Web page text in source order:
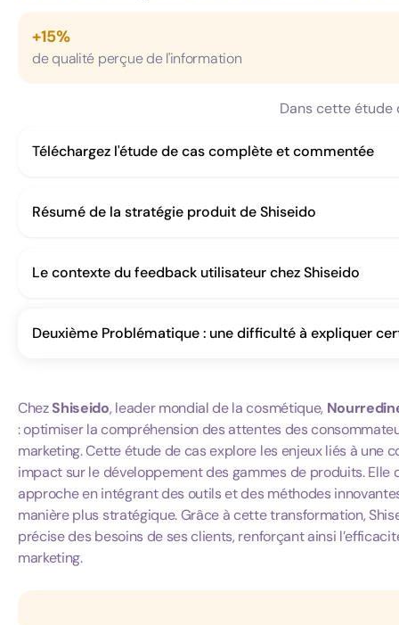
ChezShiseido, leader mondial de la cosmétique,
: optimiser la compréhension des attentes des
marketing. Cette étude de cas explore les enjeux liés à une
impact sur le développement des gammes de produits. Elle
approche en intégrant des outils et des méthodes
manière plus stratégique. Grâce à cette transformation,
précise des besoins de ses clients, renforçant ainsi
marketing.
+15%
de qualité perçue de l'information
Dans cette étude
Téléchargez l'étude de cas complète et commentée
Résumé de la stratégie produit de Shiseido
Le contexte du feedback utilisateur chez Shiseido
Deuxième Problématique : une difficulté à expliquer